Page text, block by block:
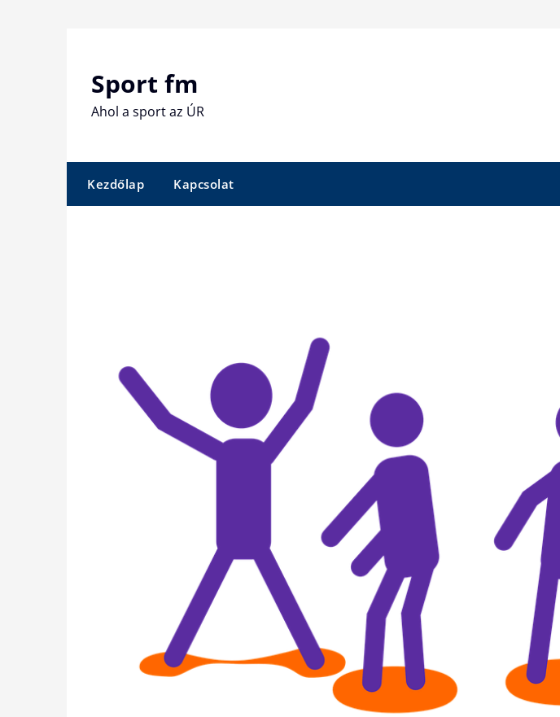
Sport fm
Ahol a sport az ÚR
Kezdőlap Kapcsolat